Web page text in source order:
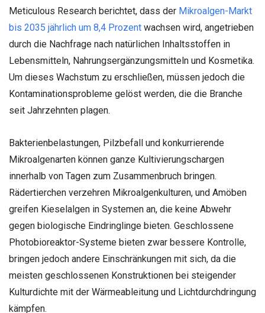
Meticulous Research berichtet, dass der Mikroalgen-Markt
bis 2035 jährlich um 8,4 Prozent wachsen wird, angetrieben
durch die Nachfrage nach natürlichen Inhaltsstoffen in
Lebensmitteln, Nahrungsergänzungsmitteln und Kosmetika.
Um dieses Wachstum zu erschließen, müssen jedoch die
Kontaminationsprobleme gelöst werden, die die Branche
seit Jahrzehnten plagen.
Bakterienbelastungen, Pilzbefall und konkurrierende
Mikroalgenarten können ganze Kultivierungschargen
innerhalb von Tagen zum Zusammenbruch bringen.
Rädertierchen verzehren Mikroalgenkulturen, und Amöben
greifen Kieselalgen in Systemen an, die keine Abwehr
gegen biologische Eindringlinge bieten. Geschlossene
Photobioreaktor-Systeme bieten zwar bessere Kontrolle,
bringen jedoch andere Einschränkungen mit sich, da die
meisten geschlossenen Konstruktionen bei steigender
Kulturdichte mit der Wärmeableitung und Lichtdurchdringung
kämpfen.